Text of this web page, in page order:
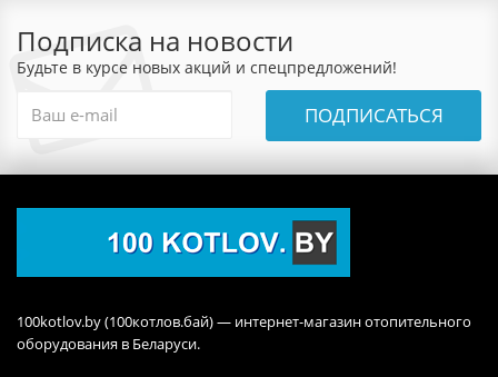
Подписка на новости
Будьте в курсе новых акций и спецпредложений!
ПОДПИСАТЬСЯ
100kotlov.by (100котлов.бай) — интернет-магазин отопительного
оборудования в Беларуси.